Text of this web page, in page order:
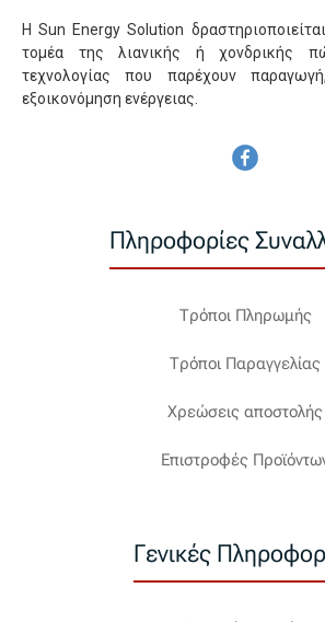
Η Sun Energy Solution
τομέα της λιανικής ή χονδρικής
τεχνολογίας που παρέχουν
εξοικονόμηση ενέργειας.
Πληροφορίες
Τρόποι Πληρωμής
Τρόποι Παραγγελίας
Χρεώσεις αποστολής
Επιστροφές
Γενικές